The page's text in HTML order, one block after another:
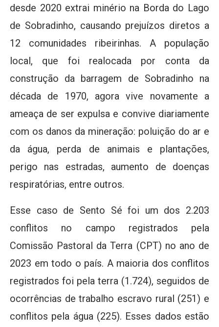
desde 2020 extrai minério na Borda do Lago
de Sobradinho, causando prejuízos diretos a
12 comunidades ribeirinhas. A população
local, que foi realocada por conta da
construção da barragem de Sobradinho na
década de 1970, agora vive novamente a
ameaça de ser expulsa e convive diariamente
com os danos da mineração: poluição do ar e
da água, perda de animais e plantações,
perigo nas estradas, aumento de doenças
respiratórias, entre outros.
Esse caso de Sento Sé foi um dos 2.203
conflitos no campo registrados pela
Comissão Pastoral da Terra (CPT) no ano de
2023 em todo o país. A maioria dos conflitos
registrados foi pela terra (1.724), seguidos de
ocorrências de trabalho escravo rural (251) e
conflitos pela água (225). Esses dados estão